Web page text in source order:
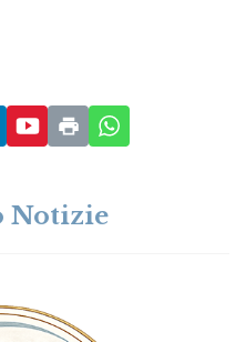
Notizie